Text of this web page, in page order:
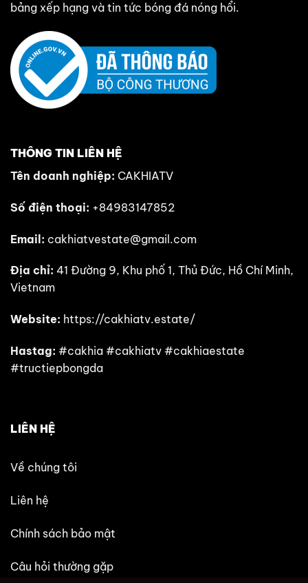
bảng xếp hạng và tin tức bóng đá nóng hổi.
THÔNG TIN LIÊN HỆ
Tên doanh nghiệp: CAKHIATV
Số điện thoại: +84983147852
Email: cakhiatvestate@gmail.com
Địa chỉ: 41 Đường 9, Khu phố 1, Thủ Đức, Hồ Chí Minh,
Vietnam
Website: https://cakhiatv.estate/
Hastag: #cakhia #cakhiatv #cakhiaestate
#tructiepbongda
LIÊN HỆ
Về chúng tôi
Liên hệ
Chính sách bảo mật
Câu hỏi thường gặp